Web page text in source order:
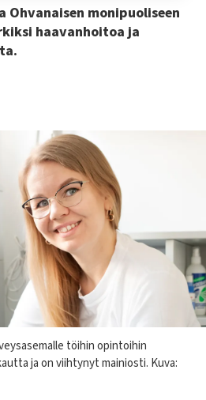
monipuoliseen
haavanhoitoa ja
töihin opintoihin
ja on viihtynyt mainiosti. Kuva: